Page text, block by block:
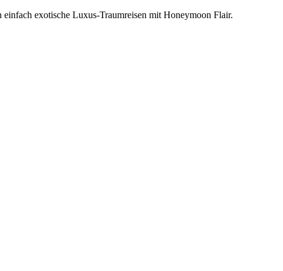
exotische Luxus-Traumreisen mit Honeymoon Flair.